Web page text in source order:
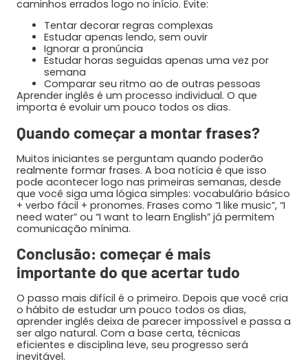
caminhos errados logo no início. Evite:
Tentar decorar regras complexas
Estudar apenas lendo, sem ouvir
Ignorar a pronúncia
Estudar horas seguidas apenas uma vez por
semana
Comparar seu ritmo ao de outras pessoas
Aprender inglês é um processo individual. O que
importa é evoluir um pouco todos os dias.
Quando começar a montar frases?
Muitos iniciantes se perguntam quando poderão
realmente formar frases. A boa notícia é que isso
pode acontecer logo nas primeiras semanas, desde
que você siga uma lógica simples: vocabulário básico
+ verbo fácil + pronomes. Frases como “I like music”, “I
need water” ou “I want to learn English” já permitem
comunicação mínima.
Conclusão: começar é mais
importante do que acertar tudo
O passo mais difícil é o primeiro. Depois que você cria
o hábito de estudar um pouco todos os dias,
aprender inglês deixa de parecer impossível e passa a
ser algo natural. Com a base certa, técnicas
eficientes e disciplina leve, seu progresso será
inevitável.